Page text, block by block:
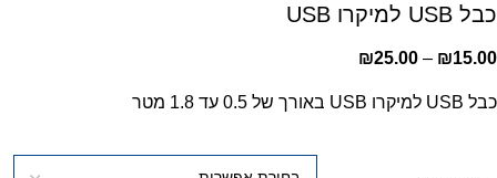
כבל USB למיקרו USB
₪15.00
–
₪25.00
כבל USB למיקרו USB באורך של 0.5 עד 1.8 מטר